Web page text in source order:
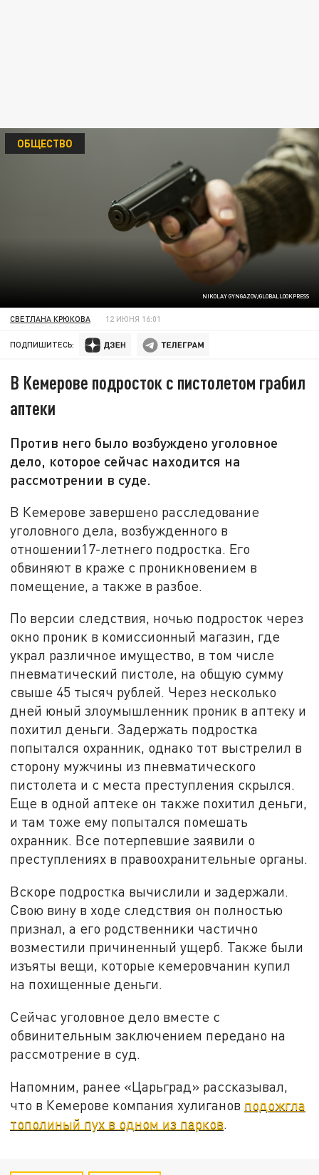
NIKOLAY GYNGAZOV/GLOBALLOOKPRESS
ОБЩЕСТВО
СВЕТЛАНА КРЮКОВА 12 ИЮНЯ 16:01
ПОДПИШИТЕСЬ:
В Кемерове подросток с пистолетом грабил
аптеки
Против него было возбуждено уголовное
дело, которое сейчас находится на
рассмотрении в суде.
В Кемерове завершено расследование
уголовного дела, возбужденного в
отношении17-летнего подростка. Его
обвиняют в краже с проникновением в
помещение, а также в разбое.
По версии следствия, ночью подросток через
окно проник в комиссионный магазин, где
украл различное имущество, в том числе
пневматический пистоле, на общую сумму
свыше 45 тысяч рублей. Через несколько
дней юный злоумышленник проник в аптеку и
похитил деньги. Задержать подростка
попытался охранник, однако тот выстрелил в
сторону мужчины из пневматического
пистолета и с места преступления скрылся.
Еще в одной аптеке он также похитил деньги,
и там тоже ему попытался помешать
охранник. Все потерпевшие заявили о
преступлениях в правоохранительные органы.
Вскоре подростка вычислили и задержали.
Свою вину в ходе следствия он полностью
признал, а его родственники частично
возместили причиненный ущерб. Также были
изъяты вещи, которые кемеровчанин купил
на похищенные деньги.
Сейчас уголовное дело вместе с
обвинительным заключением передано на
рассмотрение в суд.
Напомним, ранее «Царьград» рассказывал,
что в Кемерове компания хулиганов подожгла
тополиный пух в одном из парков